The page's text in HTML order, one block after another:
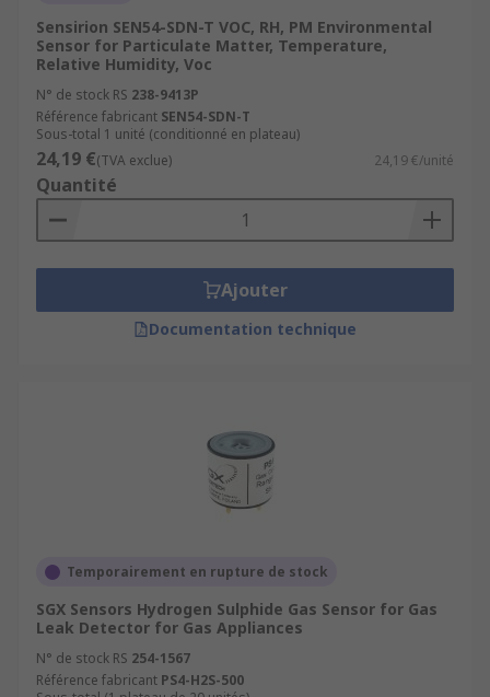
Sensirion SEN54-SDN-T VOC, RH, PM Environmental
Sensor for Particulate Matter, Temperature,
Relative Humidity, Voc
N° de stock RS 238-9413P
Référence fabricant SEN54-SDN-T
Sous-total 1 unité (conditionné en plateau)
24,19 €(TVA exclue) 24,19 €/unité
Quantité
Ajouter
Documentation technique
Temporairement en rupture de stock
SGX Sensors Hydrogen Sulphide Gas Sensor for Gas
Leak Detector for Gas Appliances
N° de stock RS 254-1567
Référence fabricant PS4-H2S-500